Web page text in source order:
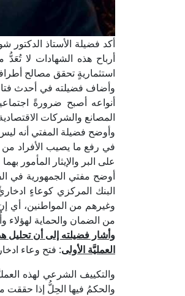
أكد فضيلة الأستاذ
أرباح هذه الشهادات لا
استثماريةٍ تحقق مصالح
وأضاف فضيلته في أحدث
أنواعه أصبح ضرورةً
المصانع والشركات
وأوضح فضيلة المفتي أنه
في رفع ما يصيب الأفراد من
على البر والإيثار المأمور
أوضح مفتي الجمهورية في
البنك المركزي كوعاءٍ
وغيرهم من المواطنين، أي
من الضمان والحماية لهؤلاء
وأشار فضيلته إلى أن تحليل
العمليَّة الأولى: فتح وعاء
والتكييف الشرعي لهذه
والحكمُ فيها الحِلُّ إذا